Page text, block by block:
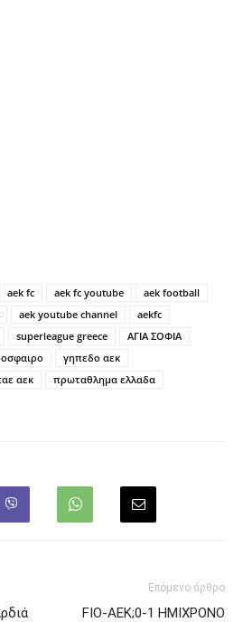
aek fc aek fc youtube
aek football
aek youtube channel
aekfc
superleague greece
ΑΓΙΑ ΣΟΦΙΑ
γηπεδο αεκ
αεκ
πρωταθλημα ελλαδα
Επόμενο άρθρο
FIO-AEK;0-1 ΗΜΙΧΡΟΝΟ